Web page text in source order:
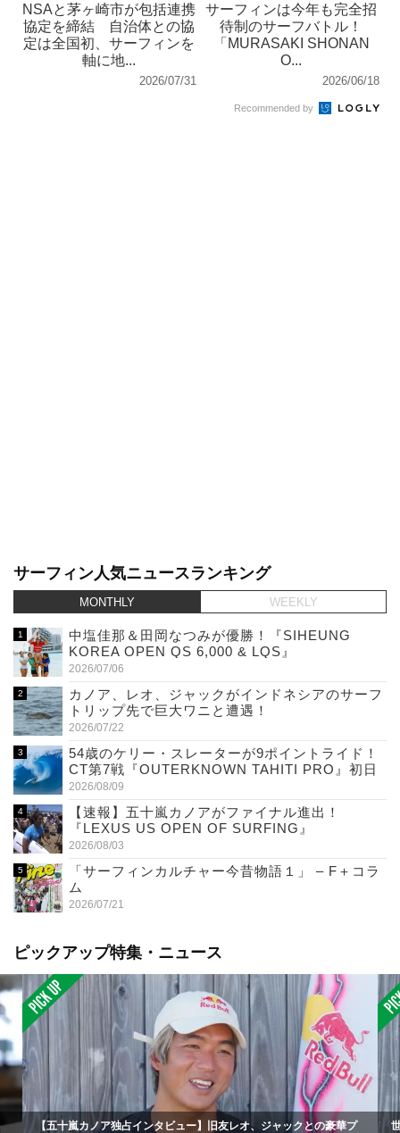
NSAと茅ヶ崎市が包括連携
協定を締結 自治体との協
定は全国初、サーフィンを
軸に地...
2026/07/31
サーフィンは今年も完全招
待制のサーフバトル！
「MURASAKI SHONAN
O...
2026/06/18
Recommended by
サーフィン人気ニュースランキング
MONTHLY WEEKLY
中塩佳那＆田岡なつみが優勝！『SIHEUNG
KOREA OPEN QS 6,000 & LQS』
2026/07/06
カノア、レオ、ジャックがインドネシアのサーフ
トリップ先で巨大ワニと遭遇！
2026/07/22
54歳のケリー・スレーターが9ポイントライド！
CT第7戦『OUTERKNOWN TAHITI PRO』初日
2026/08/09
【速報】五十嵐カノアがファイナル進出！
『LEXUS US OPEN OF SURFING』
2026/08/03
「サーフィンカルチャー今昔物語１」 – F＋コラ
ム
2026/07/21
ピックアップ特集・ニュース
【五十嵐カノア独占インタビュー】旧友レオ、ジャックとの豪華プ